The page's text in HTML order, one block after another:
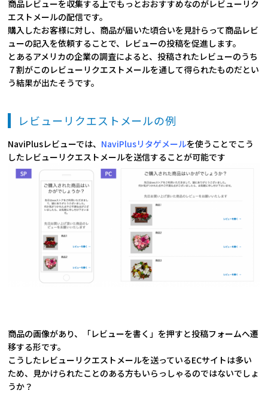
商品レビューを収集する上でもっとおおすすめなのがレビューリク
エストメールの配信です。
購入したお客様に対し、商品が届いた頃合いを見計らって商品レビ
ューの記入を依頼することで、レビューの投稿を促進します。
とあるアメリカの企業の調査によると、投稿されたレビューのうち
７割がこのレビューリクエストメールを通して得られたものだとい
う結果が出たそうです。
レビューリクエストメールの例
NaviPlusレビューでは、 NaviPlusリタゲメールを使うことでこう
したレビューリクエストメールを送信することが可能です
商品の画像があり、「レビューを書く」を押すと投稿フォームへ遷
移する形です。
こうしたレビューリクエストメールを送っているECサイトは多い
ため、見かけられたことのある方もいらっしゃるのではないでしょ
うか？